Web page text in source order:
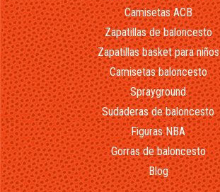
Camisetas ACB
Zapatillas de baloncesto
Zapatillas basket para niños
Camisetas baloncesto
Sprayground
Sudaderas de baloncesto
Figuras NBA
Gorras de baloncesto
Blog